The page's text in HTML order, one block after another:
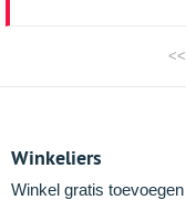
<<
Winkeliers
Winkel gratis toevoegen